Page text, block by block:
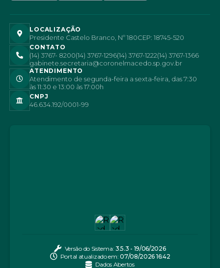
LOCALIZAÇÃO
Presidente Castelo Branco, Nº 180CEP: 18745-520
CONTATO
(14) 3767- 8200(14) 3767-1296(14) 3767-1222(14) 3767-1366
gabinete.secretaria@coronelmacedo.sp.gov.br
ATENDIMENTO
Atendimento de segunda-feira a sexta-feira, das 7:30
às 11:30 e 13:00 às 17:00h
CNPJ
46.634.192/0001-99
Versão do Sistema: 3.5.3 - 19/06/2026
Portal atualizado em:07/08/2026 16:42
Dados Abertos